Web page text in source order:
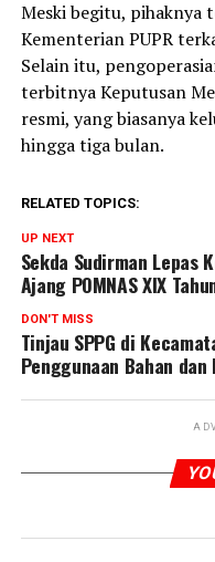
Meski begitu, pihaknya
Kementerian PUPR
Selain itu,
terbitnya Keputusan
resmi, yang biasanya
hingga tiga bulan.
RELATED TOPICS:
UP NEXT
Sekda Sudirman Lepas
Ajang POMNAS XIX
DON'T MISS
Tinjau SPPG di
Penggunaan Bahan